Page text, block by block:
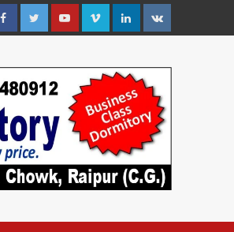
FacebookTwitterYoutubeVimeoLinkedin
VK